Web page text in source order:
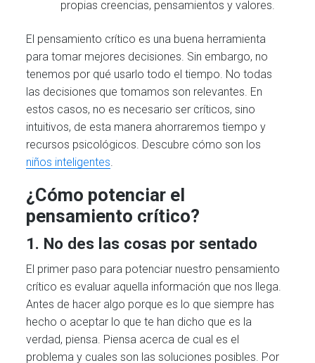
propias creencias, pensamientos y valores.
El pensamiento crítico es una buena herramienta
para tomar mejores decisiones. Sin embargo, no
tenemos por qué usarlo todo el tiempo. No todas
las decisiones que tomamos son relevantes. En
estos casos, no es necesario ser críticos, sino
intuitivos, de esta manera ahorraremos tiempo y
recursos psicológicos. Descubre cómo son los
niños inteligentes
¿Cómo potenciar el
pensamiento crítico?
1. No des las cosas por sentado
El primer paso para potenciar nuestro pensamiento
crítico es evaluar aquella información que nos llega.
Antes de hacer algo porque es lo que siempre has
hecho o aceptar lo que te han dicho que es la
verdad, piensa. Piensa acerca de cual es el
problema y cuales son las soluciones posibles. Por